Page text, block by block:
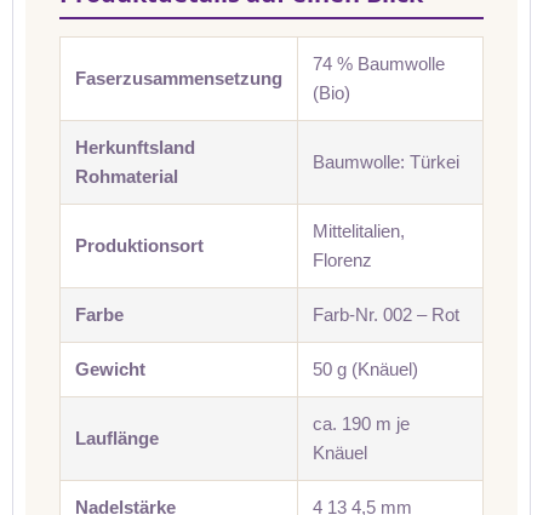
Faserzusammensetzung
74 % Baumwolle
(Bio)
Herkunftsland
Rohmaterial
Baumwolle: Türkei
Produktionsort
Mittelitalien,
Florenz
Farbe Farb-Nr. 002 – Rot
Gewicht 50 g (Knäuel)
Lauflänge
ca. 190 m je
Knäuel
Nadelstärke 4 13 4,5 mm